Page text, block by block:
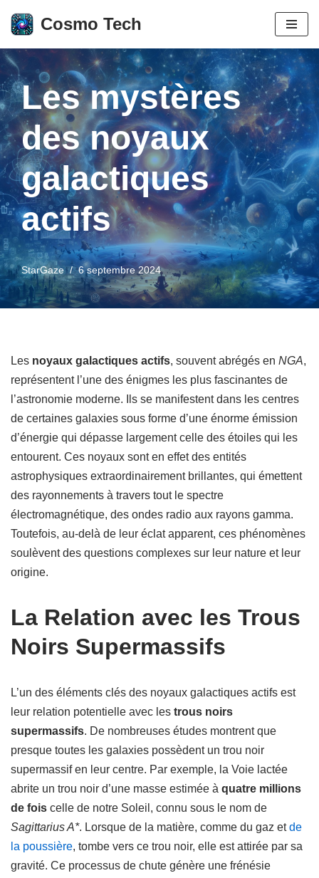
Aller
au
contenu
Cosmo Tech
Les mystères
des noyaux
galactiques
actifs
StarGaze 6 septembre 2024
Les noyaux galactiques actifs, souvent abrégés en NGA,
représentent l’une des énigmes les plus fascinantes de
l’astronomie moderne. Ils se manifestent dans les centres
de certaines galaxies sous forme d’une énorme émission
d’énergie qui dépasse largement celle des étoiles qui les
entourent. Ces noyaux sont en effet des entités
astrophysiques extraordinairement brillantes, qui émettent
des rayonnements à travers tout le spectre
électromagnétique, des ondes radio aux rayons gamma.
Toutefois, au-delà de leur éclat apparent, ces phénomènes
soulèvent des questions complexes sur leur nature et leur
origine.
La Relation avec les Trous
Noirs Supermassifs
L’un des éléments clés des noyaux galactiques actifs est
leur relation potentielle avec les trous noirs
supermassifs. De nombreuses études montrent que
presque toutes les galaxies possèdent un trou noir
supermassif en leur centre. Par exemple, la Voie lactée
abrite un trou noir d’une masse estimée à quatre millions
de fois celle de notre Soleil, connu sous le nom de
Sagittarius A*. Lorsque de la matière, comme du gaz etde
la poussière, tombe vers ce trou noir, elle est attirée par sa
gravité. Ce processus de chute génère une frénésie